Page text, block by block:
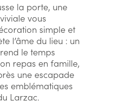
la porte, une
vous
simple et
l’âme du lieu : un
le temps
repas en famille,
une escapade
emblématiques
Larzac.